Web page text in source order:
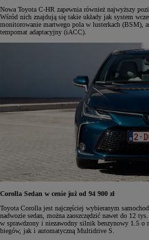
Nowa Toyota C-HR zapewnia również najwyższy
Wśród nich znajdują się takie układy jak system
monitorowanie martwego pola w lusterkach (BSM),
tempomat adaptacyjny (iACC).
Corolla Sedan w cenie już od 94 900 zł
Toyota Corolla jest najczęściej wybieranym
nadwozie sedan, można zaoszczędzić nawet do 12
w sprawdzony i niezawodny silnik benzynowy 1.5 o
biegów, jak i automatyczną Multidrive S.